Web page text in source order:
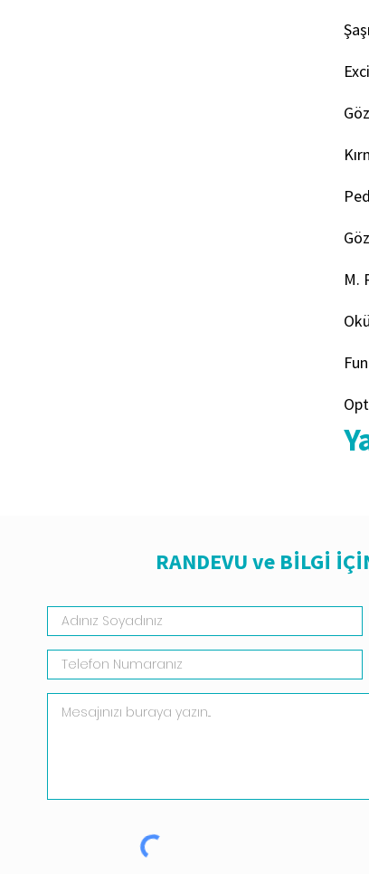
M.
RANDEVU ve BİLGİ